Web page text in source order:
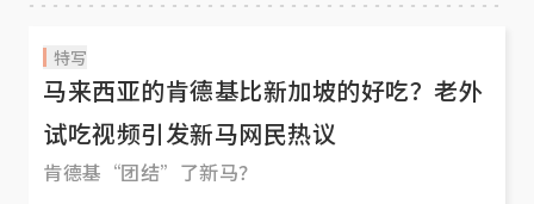
特写
马来西亚的肯德基比新加坡的好吃？老外
试吃视频引发新马网民热议
肯德基“团结”了新马？